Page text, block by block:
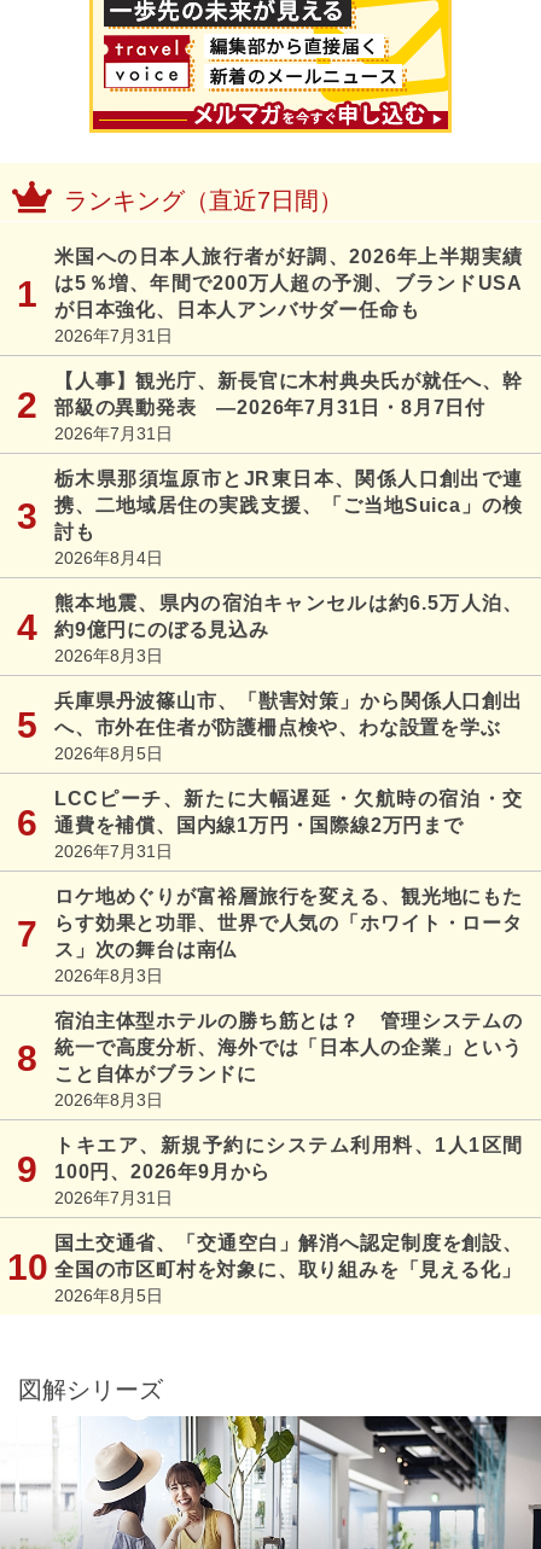
ランキング（直近7日間）
米国への日本人旅行者が好調、2026年上半期実績
は5％増、年間で200万人超の予測、ブランドUSA
が日本強化、日本人アンバサダー任命も
2026年7月31日
【人事】観光庁、新長官に木村典央氏が就任へ、幹
部級の異動発表 ―2026年7月31日・8月7日付
2026年7月31日
栃木県那須塩原市とJR東日本、関係人口創出で連
携、二地域居住の実践支援、「ご当地Suica」の検
討も
2026年8月4日
熊本地震、県内の宿泊キャンセルは約6.5万人泊、
約9億円にのぼる見込み
2026年8月3日
兵庫県丹波篠山市、「獣害対策」から関係人口創出
へ、市外在住者が防護柵点検や、わな設置を学ぶ
2026年8月5日
LCCピーチ、新たに大幅遅延・欠航時の宿泊・交
通費を補償、国内線1万円・国際線2万円まで
2026年7月31日
ロケ地めぐりが富裕層旅行を変える、観光地にもた
らす効果と功罪、世界で人気の「ホワイト・ロータ
ス」次の舞台は南仏
2026年8月3日
宿泊主体型ホテルの勝ち筋とは？ 管理システムの
統一で高度分析、海外では「日本人の企業」という
こと自体がブランドに
2026年8月3日
トキエア、新規予約にシステム利用料、1人1区間
100円、2026年9月から
2026年7月31日
国土交通省、「交通空白」解消へ認定制度を創設、
全国の市区町村を対象に、取り組みを「見える化」
2026年8月5日
図解シリーズ